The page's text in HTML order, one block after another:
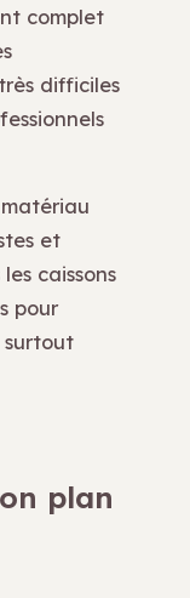
complet
difficiles
et
caissons
pour
surtout
plan